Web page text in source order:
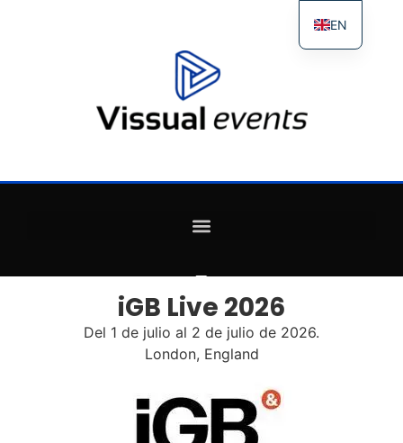
iGB Live 2026
Del 1 de julio al 2 de julio de 2026.
London, England
EN
ES